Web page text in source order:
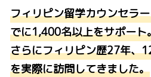
フィリピン留学カウンセラ
でに1,400名以上をサポート
さらにフィリピン歴27年、
を実際に訪問してきました。